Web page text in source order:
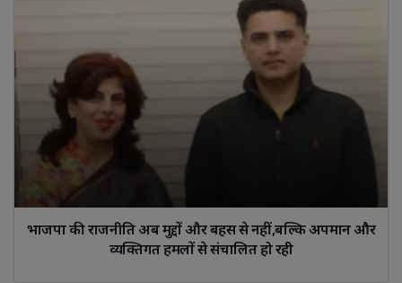
भाजपा की राजनीति अब मुद्दों और बहस से नहीं,बल्कि अपमान और
व्यक्तिगत हमलों से संचालित हो रही